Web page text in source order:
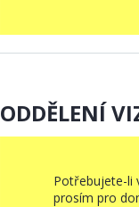
ODDĚLENÍ
Potřebujete-li
prosím pro